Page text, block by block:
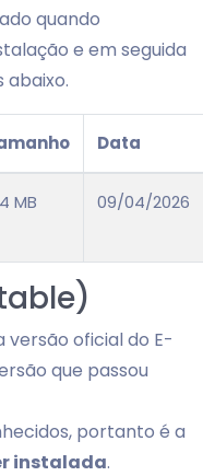
quando
e em seguida
abaixo.
Data
MB 09/04/2026
oficial do E-
que passou
portanto é a
instalada.